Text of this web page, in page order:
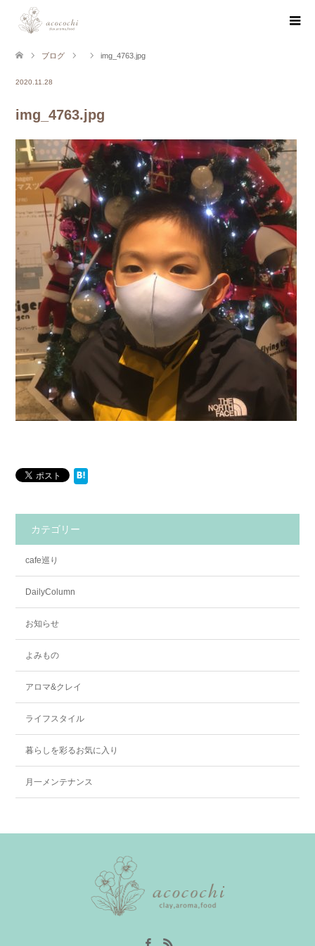
ブログ img_4763.jpg
2020.11.28
img_4763.jpg
カテゴリー
cafe巡り
DailyColumn
お知らせ
よみもの
アロマ&クレイ
ライフスタイル
暮らしを彩るお気に入り
月一メンテナンス